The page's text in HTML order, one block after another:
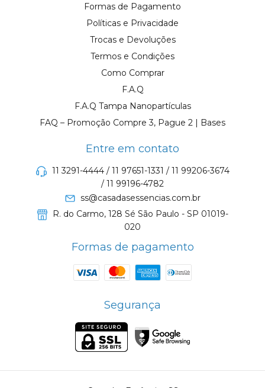
Formas de Pagamento
Políticas e Privacidade
Trocas e Devoluções
Termos e Condições
Como Comprar
F.A.Q
F.A.Q Tampa Nanopartículas
FAQ – Promoção Compre 3, Pague 2 | Bases
Entre em contato
11 3291-4444 / 11 97651-1331 / 11 99206-3674
/ 11 99196-4782
ss@casadasessencias.com.br
R. do Carmo, 128 Sé São Paulo - SP 01019-
020
Formas de pagamento
Segurança